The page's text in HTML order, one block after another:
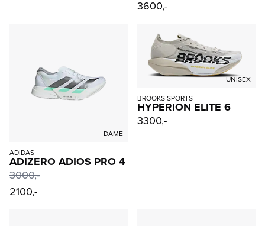
3600,-
DAME
ADIDAS
ADIZERO ADIOS PRO 4
3000,-
2100,-
UNISEX
BROOKS SPORTS
HYPERION ELITE 6
3300,-